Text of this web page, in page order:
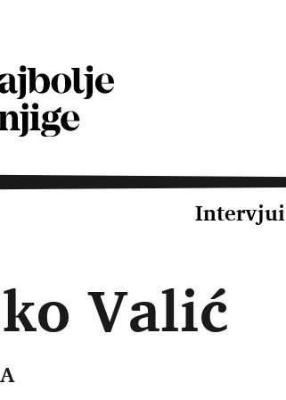
Intervjui
Valić